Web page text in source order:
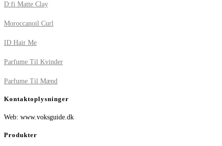
D:fi Matte Clay
Moroccanoil Curl
ID Hair Me
Parfume Til Kvinder
Parfume Til Mænd
Kontaktoplysninger
Web: www.voksguide.dk
Produkter